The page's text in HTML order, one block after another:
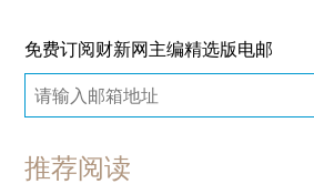
免费订阅财新网主编精选版电邮
推荐阅读